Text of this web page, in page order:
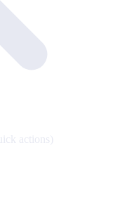
actions)